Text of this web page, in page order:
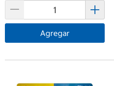
Agregar